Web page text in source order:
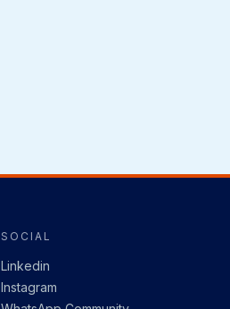
SOCIAL
Linkedin
Instagram